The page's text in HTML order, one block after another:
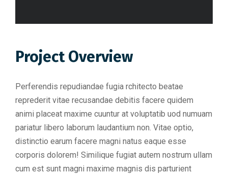
Project Overview
Perferendis repudiandae fugia rchitecto beatae
reprederit vitae recusandae debitis facere quidem
animi placeat maxime cuuntur at voluptatib uod numuam
pariatur libero laborum laudantium non. Vitae optio,
distinctio earum facere magni natus eaque esse
corporis dolorem! Similique fugiat autem nostrum ullam
cum est sunt magni maxime magnis dis parturient